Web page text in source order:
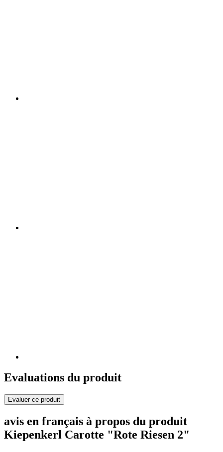
Evaluations du produit
Evaluer ce produit
avis en français à propos du produit
Kiepenkerl Carotte "Rote Riesen 2"